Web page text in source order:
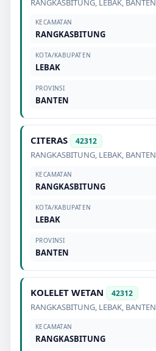
RANGKASBITUNG, LEBAK, BANTEN
KECAMATAN
RANGKASBITUNG
KOTA/KABUPATEN
LEBAK
PROVINSI
BANTEN
CITERAS 42312
RANGKASBITUNG, LEBAK, BANTEN
KECAMATAN
RANGKASBITUNG
KOTA/KABUPATEN
LEBAK
PROVINSI
BANTEN
KOLELET WETAN 42312
RANGKASBITUNG, LEBAK, BANTEN
KECAMATAN
RANGKASBITUNG